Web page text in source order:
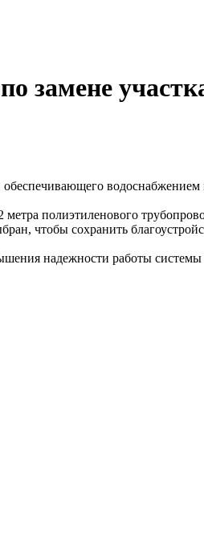
замене
полиэтиленового
чтобы сохранить
надежности работы системы